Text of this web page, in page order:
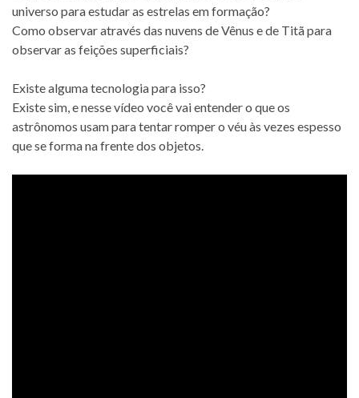
universo para estudar as estrelas em formação?
Como observar através das nuvens de Vênus e de Titã para
observar as feições superficiais?
Existe alguma tecnologia para isso?
Existe sim, e nesse vídeo você vai entender o que os
astrônomos usam para tentar romper o véu às vezes espesso
que se forma na frente dos objetos.